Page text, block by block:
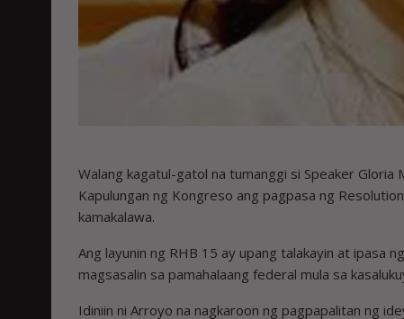
Walang kagatul-gatol na tumanggi si Speaker
Kapulungan ng Kongreso ang pagpasa ng
kamakalawa.
Ang layunin ng RHB 15 ay upang talakayin at ipasa
magsasalin sa pamahalaang federal mula sa
Idiniin ni Arroyo na nagkaroon ng pagpapalitan ng